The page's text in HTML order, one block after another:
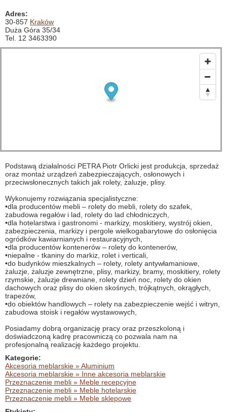
Adres:
30-857 Kraków
Duża Góra 35/34
Tel. 12 3463390
Podstawą działalności PETRA Piotr Orlicki jest produkcja, sprzedaż
oraz montaż urządzeń zabezpieczających, osłonowych i
przeciwsłonecznych takich jak rolety, żaluzje, plisy.
Wykonujemy rozwiązania specjalistyczne:
•dla producentów mebli – rolety do mebli, rolety do szafek,
zabudowa regałów i lad, rolety do lad chłodniczych,
•dla hotelarstwa i gastronomi - markizy, moskitiery, wystrój okien,
zabezpieczenia, markizy i pergole wielkogabarytowe do osłonięcia
ogródków kawiarnianych i restauracyjnych,
•dla producentów kontenerów – rolety do kontenerów,
•niepalne - tkaniny do markiz, rolet i verticali,
•do budynków mieszkalnych – rolety, rolety antywłamaniowe,
żaluzje, żaluzje zewnętrzne, plisy, markizy, bramy, moskitiery, rolety
rzymskie, żaluzje drewniane, rolety dzień noc, rolety do okien
dachowych oraz plisy do okien skośnych, trójkątnych, okrągłych,
trapezów,
•do obiektów handlowych – rolety na zabezpieczenie wejść i witryn,
zabudowa stoisk i regałów wystawowych,
Posiadamy dobrą organizację pracy oraz przeszkoloną i
doświadczoną kadrę pracowniczą co pozwala nam na
profesjonalną realizację każdego projektu.
Kategorie:
Akcesoria meblarskie » Aluminium
Akcesoria meblarskie » Inne akcesoria meblarskie
Przeznaczenie mebli » Meble recepcyjne
Przeznaczenie mebli » Meble hotelarskie
Przeznaczenie mebli » Meble sklepowe